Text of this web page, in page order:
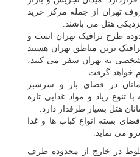
تهران از جمله مرکز خرید
هتل می باشند.
طرح ترافیک تهران است و
ترین مناطق تهران هستند
به تهران سفر می کنید،
خواهد گرفت.
در فضای باز و سرسبز
زیاد و مواد غذایی تازه
هتل بسیار طرفدار دارد.
بسته انواع کباب ها و غذا
می نماید.
در خارج از محدوده طرف